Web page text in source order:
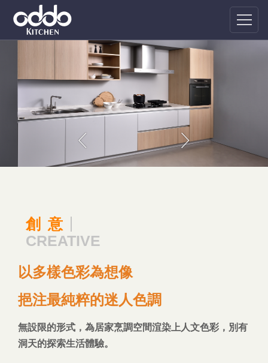
創意
CREATIVE
以多樣色彩為想像
挹注最純粹的迷人色調
無設限的形式，為居家烹調空間渲染上人文色彩，別有
洞天的探索生活體驗。